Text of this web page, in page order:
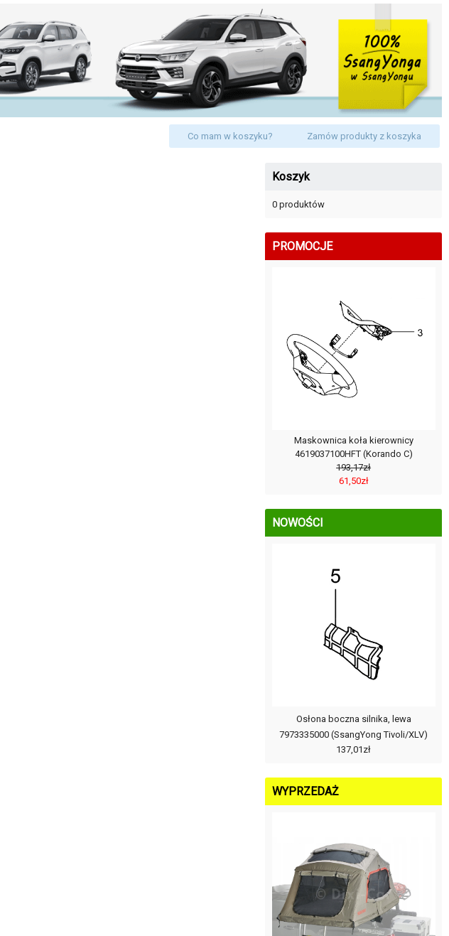
Co mam w koszyku? Zamów produkty z koszyka
Koszyk
0 produktów
PROMOCJE
Maskownica koła kierownicy
4619037100HFT (Korando C)
193,17zł
61,50zł
NOWOŚCI
Osłona boczna silnika, lewa
7973335000 (SsangYong Tivoli/XLV)
137,01zł
WYPRZEDAŻ